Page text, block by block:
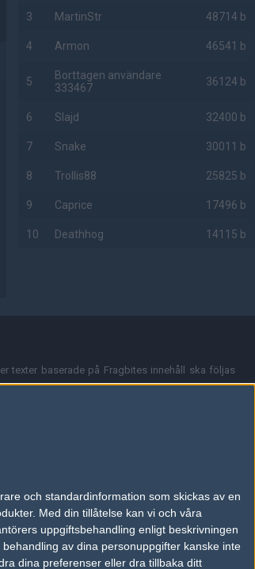
och standardinformation som skickas av en
Med din tillåtelse kan vi och våra
uppgiftsbehandling enligt beskrivningen
av dina personuppgifter kanske inte
dina preferenser eller dra tillbaka ditt
3 MartinStr 48714 b
4 Armon 46541 b
5
Borttagen användare
333467
36124 b
6 Slajd 32400 b
7 Snake 30011 b
8 Trollis88 25825 b
9 Caprice 17496 b
10 Deathhog 14115 b
texter baserade på Fragbites innehåll ska följas
nödvändigtvis med Fragbites åsikter.
email till
Cookies sparas även när man deltar i
webbläsares inställningar eller välja att inte
som trädde i kraft 25 juli 2003.